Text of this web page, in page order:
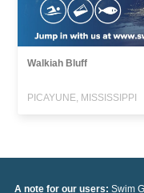
Walkiah Bluff
PICAYUNE, MISSISSIPPI
A note for our users: Swim